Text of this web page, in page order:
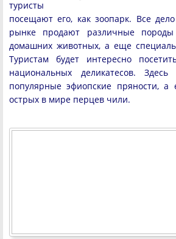
туристы
посещают его, как зоопарк. Все
рынке продают различные
домашних животных, а еще
Туристам будет интересно
национальных деликатесов.
популярные эфиопские пряности,
острых в мире перцев чили.